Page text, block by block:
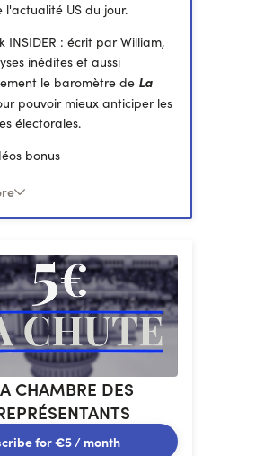
l'actualité US du jour.
INSIDER : écrit par William,
inédites et aussi
le baromètre de La
pouvoir mieux anticiper les
électorales.
bonus
de
CHAMBRE DES
for€5/ month